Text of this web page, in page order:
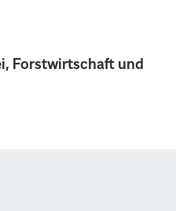
Forstwirtschaft und